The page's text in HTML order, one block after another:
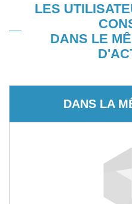
LES
DANS LE
DANS LA